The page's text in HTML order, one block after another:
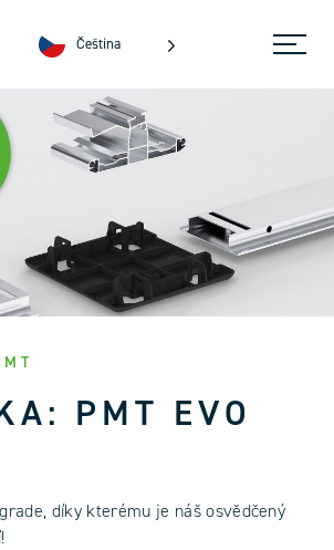
Čeština
PMT EVO
díky kterému je náš osvědčený